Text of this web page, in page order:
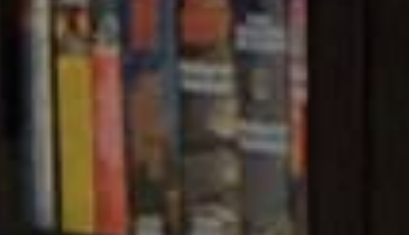
A NATIONAL ARCHIVE